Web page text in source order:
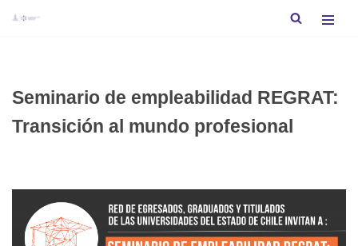
Seminario de empleabilidad REGRAT:
Transición al mundo profesional